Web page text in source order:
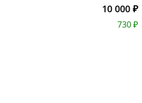
10 000 ₽
730 ₽